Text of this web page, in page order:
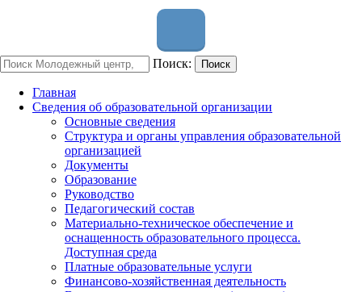
Поиск: Поиск
Главная
Сведения об образовательной организации
Основные сведения
Структура и органы управления образовательной
организацией
Документы
Образование
Руководство
Педагогический состав
Материально-техническое обеспечение и
оснащенность образовательного процесса.
Доступная среда
Платные образовательные услуги
Финансово-хозяйственная деятельность